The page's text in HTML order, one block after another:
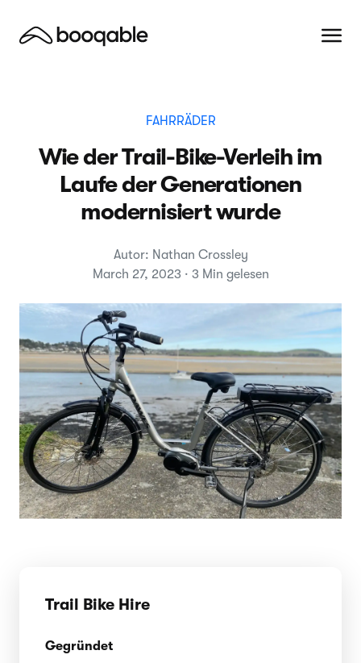
FAHRRÄDER
Wie der Trail-Bike-Verleih im
Laufe der Generationen
modernisiert wurde
Autor: Nathan Crossley
March 27, 2023 · 3 Min gelesen
Trail Bike Hire
Gegründet